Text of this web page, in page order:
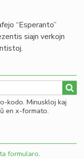
“Esperanto”
siajn verkojn
kodo. Minuskloj kaj
en x-formato.
formularo.